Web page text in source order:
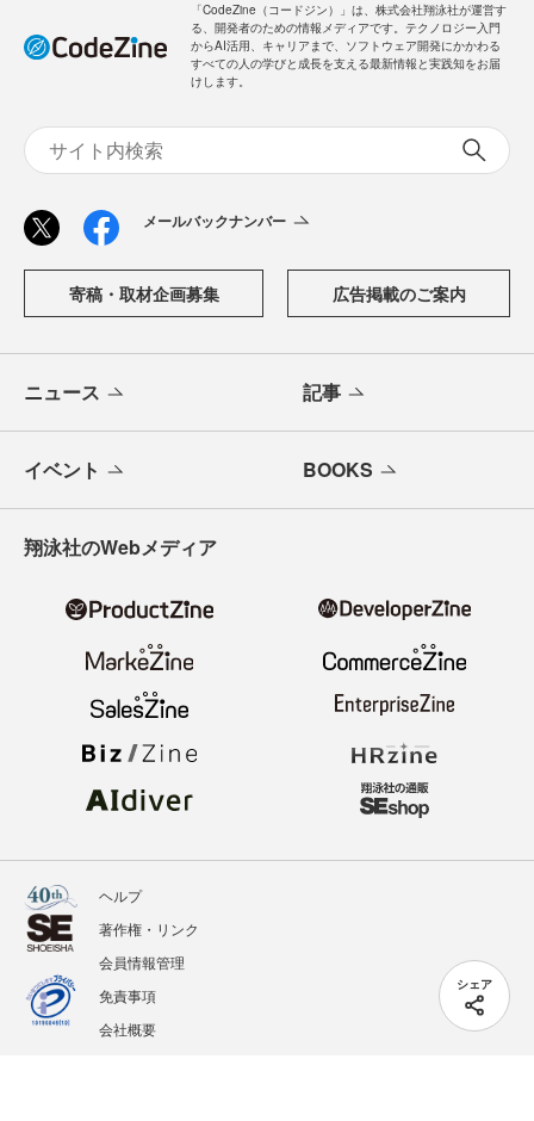
シェア
「CodeZine（コードジン）」は、株式会社翔泳社が運営す
る、開発者のための情報メディアです。テクノロジー入門
からAI活用、キャリアまで、ソフトウェア開発にかかわる
すべての人の学びと成長を支える最新情報と実践知をお届
けします。
メールバックナンバー
寄稿・取材企画募集 広告掲載のご案内
ニュース 記事
イベント BOOKS
翔泳社のWebメディア
ヘルプ
著作権・リンク
会員情報管理
免責事項
会社概要